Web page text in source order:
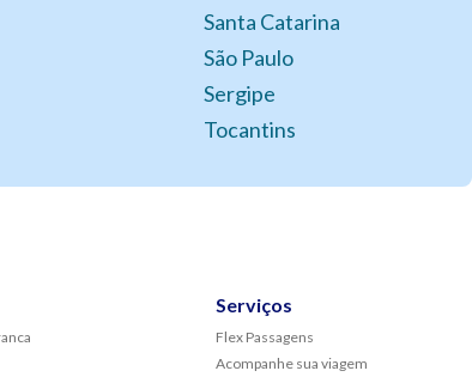
Santa Catarina
São Paulo
Sergipe
Tocantins
Serviços
Flex Passagens
Acompanhe sua viagem